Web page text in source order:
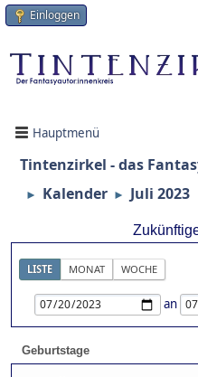
Einloggen
Hauptmenü
Tintenzirkel - das
► Kalender ► Juli 2023
LISTE MONAT WOCHE
an
Geburtstage